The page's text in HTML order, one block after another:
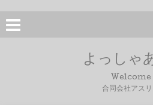
よっしゃ
Welcome
合同会社アスリ